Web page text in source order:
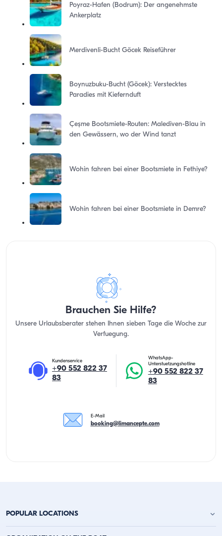
Poyraz-Hafen (Bodrum): Der angenehmste
Ankerplatz
Merdivenli-Bucht Göcek Reiseführer
Boynuzbuku-Bucht (Göcek): Verstecktes
Paradies mit Kiefernduft
Çeşme Bootsmiete-Routen: Malediven-Blau in
den Gewässern, wo der Wind tanzt
Wohin fahren bei einer Bootsmiete in Fethiye?
Wohin fahren bei einer Bootsmiete in Demre?
Brauchen Sie Hilfe?
Unsere Urlaubsberater stehen Ihnen sieben Tage die Woche zur
Verfuegung.
Kundenservice
+90 552 822 37
83
WhatsApp-
Unterstuetzungshotline
+90 552 822 37
83
E-Mail
booking@limancepte.com
POPULAR LOCATIONS